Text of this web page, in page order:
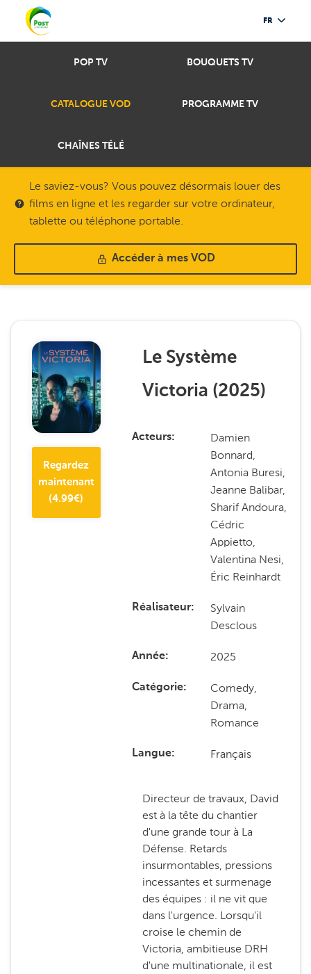
FR
POP TV BOUQUETS TV
CATALOGUE VOD PROGRAMME TV
CHAÎNES TÉLÉ
Le saviez-vous? Vous pouvez désormais louer des
films en ligne et les regarder sur votre ordinateur,
tablette ou téléphone portable.
Accéder à mes VOD
Regardez
maintenant
(4.99€)
Le Système
Victoria (2025)
Acteurs
Damien
Bonnard,
Antonia Buresi,
Jeanne Balibar,
Sharif Andoura,
Cédric
Appietto,
Valentina Nesi,
Éric Reinhardt
Réalisateur
Sylvain
Desclous
Année 2025
Catégorie
Comedy,
Drama,
Romance
Langue Français
Directeur de travaux, David
est à la tête du chantier
d'une grande tour à La
Défense. Retards
insurmontables, pressions
incessantes et surmenage
des équipes : il ne vit que
dans l'urgence. Lorsqu'il
croise le chemin de
Victoria, ambitieuse DRH
d'une multinationale, il est